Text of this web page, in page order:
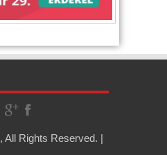
All Rights Reserved. |